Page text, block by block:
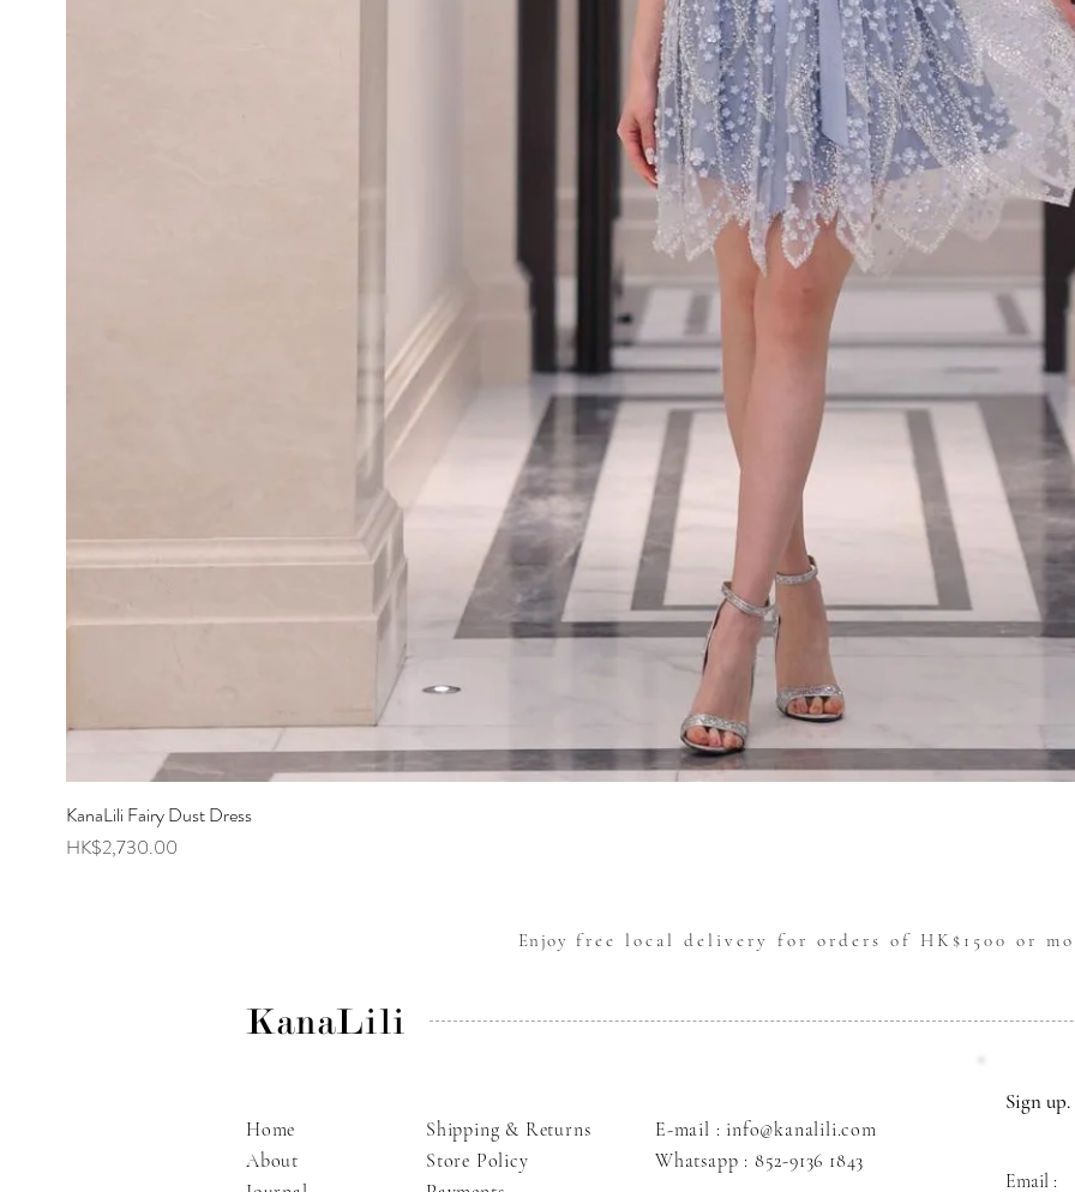
KanaLili Fairy Dust Dress
Price
HK$2,730.00
KanaLili
Home
About
Shipping & Returns
Store Policy
E-mail : info@kanalili.com
Whatsapp : 852-9136 1843
Sign
Email :
Enjoy free local delivery for orders of HK$1500 or